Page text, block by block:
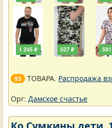
1 245 ₽ 527 ₽
93 ТОВАРА. Распродажа
Орг: Дамское счастье